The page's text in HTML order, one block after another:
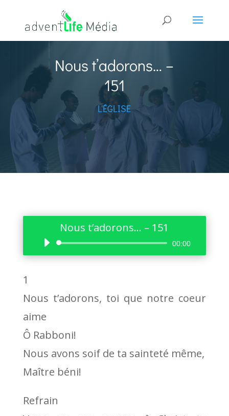
Nous t’adorons… –
151
L'ÉGLISE
Nous t’adorons… – 151
Lecteur
audio
00:00
1
Nous t’adorons, toi que notre coeur
aime
Ô Rabboni!
Nous avons soif de ta sainteté même,
Maître béni!
Refrain